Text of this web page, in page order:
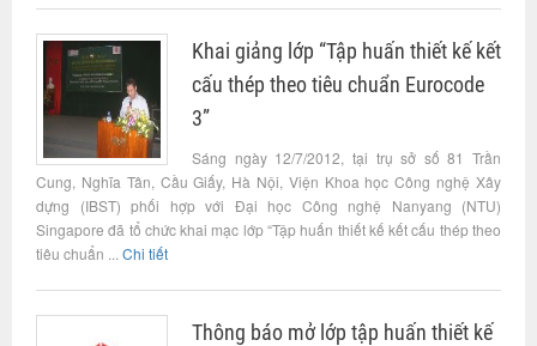
Khai giảng lớp “Tập huấn thiết kế kết
cấu thép theo tiêu chuẩn Eurocode
3”
Sáng ngày 12/7/2012, tại trụ sở số 81 Trần
Cung, Nghĩa Tân, Cầu Giấy, Hà Nội, Viện Khoa học Công nghệ Xây
dựng (IBST) phối hợp với Đại học Công nghệ Nanyang (NTU)
Singapore đã tổ chức khai mạc lớp “Tập huấn thiết kế kết cấu thép theo
tiêu chuẩn ... Chi tiết
Thông báo mở lớp tập huấn thiết kế